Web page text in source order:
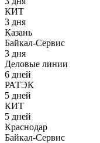
КИТ
3 дня
Казань
Байкал-Сервис
3 дня
Деловые линии
6 дней
РАТЭК
5 дней
КИТ
5 дней
Краснодар
Байкал-Сервис